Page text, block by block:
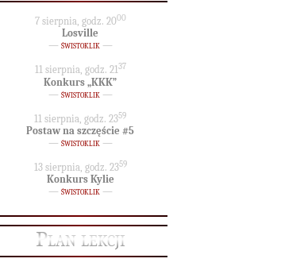
7 sierpnia, godz. 2000
Losville
— świstoklik—
11 sierpnia, godz. 2137
Konkurs „KKK”
— świstoklik—
11 sierpnia, godz. 2359
Postaw na szczęście #5
— świstoklik—
13 sierpnia, godz. 2359
Konkurs Kylie
— świstoklik—
Plan lekcji